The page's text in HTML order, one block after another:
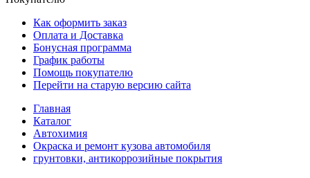
Как оформить заказ
Оплата и Доставка
Бонусная программа
График работы
Помощь покупателю
Перейти на старую версию сайта
Главная
Каталог
Автохимия
Окраска и ремонт кузова автомобиля
грунтовки, антикоррозийные покрытия